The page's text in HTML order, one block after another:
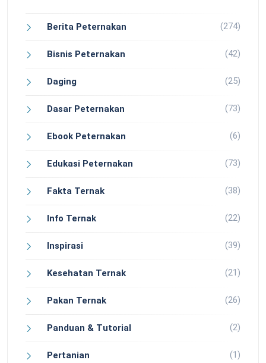
Berita Peternakan (274)
Bisnis Peternakan (42)
Daging (25)
Dasar Peternakan (73)
Ebook Peternakan (6)
Edukasi Peternakan (73)
Fakta Ternak (38)
Info Ternak (22)
Inspirasi (39)
Kesehatan Ternak (21)
Pakan Ternak (26)
Panduan & Tutorial (2)
Pertanian (1)